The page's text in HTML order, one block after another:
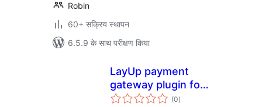
Robin
60+ सक्रिय स्थापन
6.5.9 के साथ परीक्षण किया
LayUp payment
gateway plugin for
woocommerce
(0कुल
दर)